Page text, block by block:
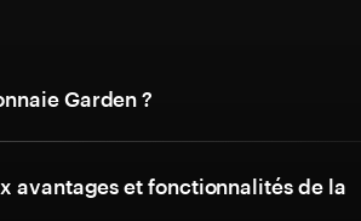
Garden ?
avantages et fonctionnalités de la